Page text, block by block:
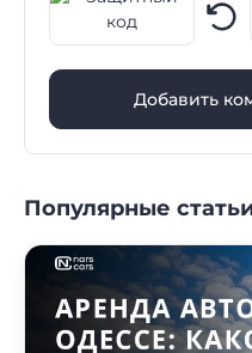
Добавить
Популярные